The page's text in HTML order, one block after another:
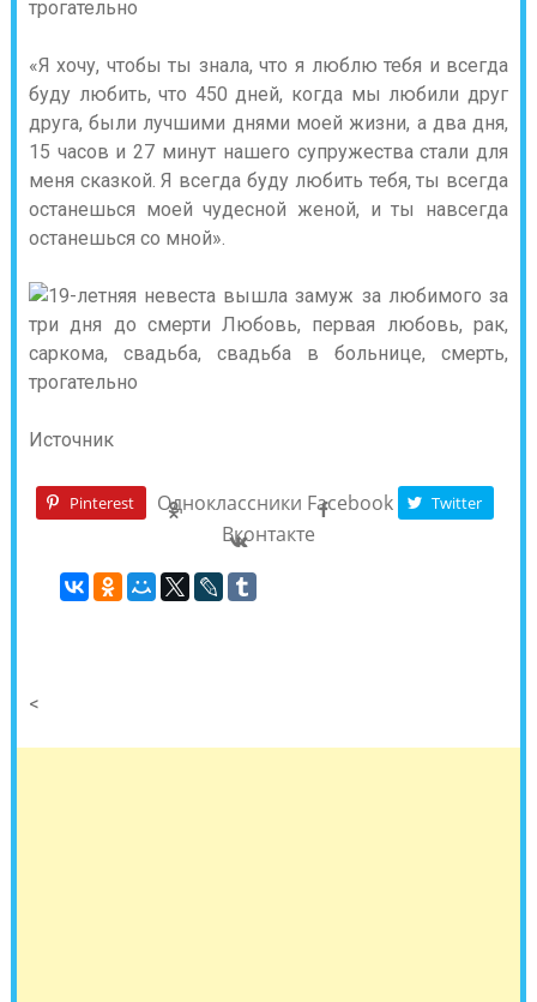
«Я хочу, чтобы ты знала, что я люблю тебя и всегда
буду любить, что 450 дней, когда мы любили друг
друга, были лучшими днями моей жизни, а два дня,
15 часов и 27 минут нашего супружества стали для
меня сказкой. Я всегда буду любить тебя, ты всегда
останешься моей чудесной женой, и ты навсегда
останешься со мной».
Источник
Pinterest Одноклассники Facebook Twitter
Вконтакте
<